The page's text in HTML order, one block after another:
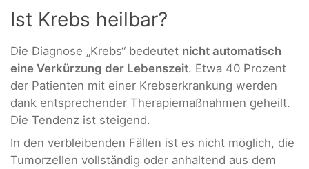
Ist Krebs heilbar?
Die Diagnose „Krebs“ bedeutet nicht automatisch
eine Verkürzung der Lebenszeit. Etwa 40 Prozent
der Patienten mit einer Krebserkrankung werden
dank entsprechender Therapiemaßnahmen geheilt.
Die Tendenz ist steigend.
In den verbleibenden Fällen ist es nicht möglich, die
Tumorzellen vollständig oder anhaltend aus dem